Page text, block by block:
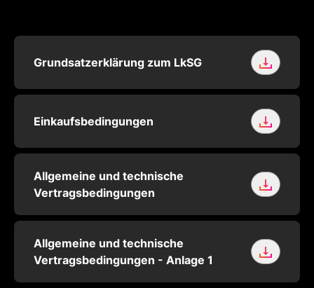
Grundsatzerklärung zum LkSG
Einkaufsbedingungen
Allgemeine und technische
Vertragsbedingungen
Allgemeine und technische
Vertragsbedingungen - Anlage 1